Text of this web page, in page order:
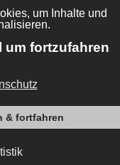
mit einem
Es ist
frei und kannst